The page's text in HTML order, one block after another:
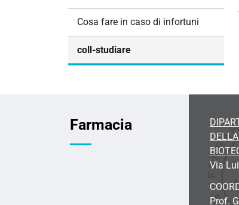
Cosa fare in caso di infortuni
coll-studiare
Farmacia
Via
Prof.